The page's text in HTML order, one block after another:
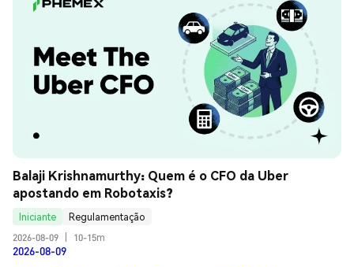
Balaji Krishnamurthy: Quem é o CFO da Uber
apostando em Robotaxis?
Iniciante
Regulamentação
2026-08-09
10-15m
2026-08-09